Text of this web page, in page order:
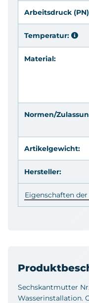
Sechskantmutter
Wasserinstallation.
Arbeitsdruck
Temperatur:
Material:
Normen/
Artikelgewicht:
Hersteller:
Eigenschaften